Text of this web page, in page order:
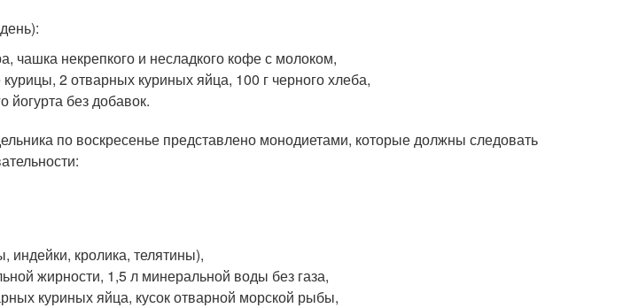
чашка некрепкого и несладкого кофе с молоком,
2 отварных куриных яйца, 100 г черного хлеба,
без добавок.
по воскресенье представлено монодиетами, которые должны следовать
индейки, кролика, телятины),
жирности, 1,5 л минеральной воды без газа,
куриных яйца, кусок отварной морской рыбы,